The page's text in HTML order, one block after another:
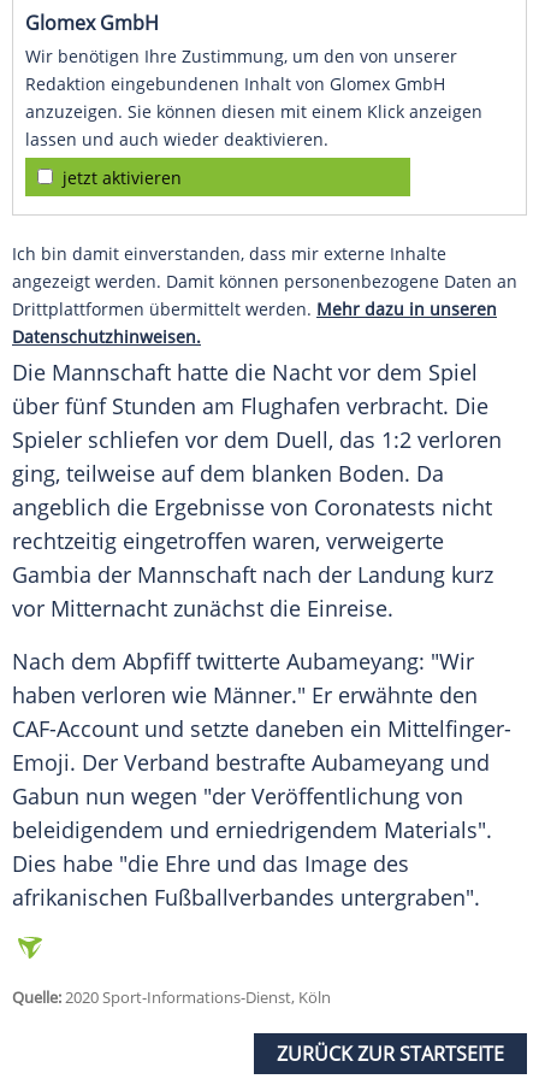
Glomex GmbH
Wir benötigen Ihre Zustimmung, um den von unserer
Redaktion eingebundenen Inhalt von Glomex GmbH
anzuzeigen. Sie können diesen mit einem Klick anzeigen
lassen und auch wieder deaktivieren.
jetzt aktivieren
Ich bin damit einverstanden, dass mir externe Inhalte
angezeigt werden. Damit können personenbezogene Daten an
Drittplattformen übermittelt werden. Mehr dazu in unseren
Datenschutzhinweisen.
Die Mannschaft hatte die Nacht vor dem Spiel
über fünf Stunden am Flughafen verbracht. Die
Spieler schliefen vor dem Duell, das 1:2 verloren
ging, teilweise auf dem blanken Boden. Da
angeblich die Ergebnisse von Coronatests nicht
rechtzeitig eingetroffen waren, verweigerte
Gambia der Mannschaft nach der Landung kurz
vor Mitternacht zunächst die Einreise.
Nach dem Abpfiff twitterte Aubameyang: "Wir
haben verloren wie Männer." Er erwähnte den
CAF-Account und setzte daneben ein Mittelfinger-
Emoji. Der Verband bestrafte Aubameyang und
Gabun nun wegen "der Veröffentlichung von
beleidigendem und erniedrigendem Materials".
Dies habe "die Ehre und das Image des
afrikanischen Fußballverbandes untergraben".
Quelle:2020 Sport-Informations-Dienst, Köln
ZURÜCK ZUR STARTSEITE